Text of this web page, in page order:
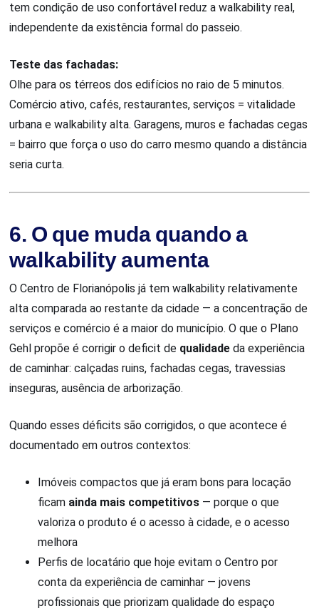
tem condição de uso confortável reduz a walkability real,
independente da existência formal do passeio.
Teste das fachadas:
Olhe para os térreos dos edifícios no raio de 5 minutos.
Comércio ativo, cafés, restaurantes, serviços = vitalidade
urbana e walkability alta. Garagens, muros e fachadas cegas
= bairro que força o uso do carro mesmo quando a distância
seria curta.
6. O que muda quando a
walkability aumenta
O Centro de Florianópolis já tem walkability relativamente
alta comparada ao restante da cidade — a concentração de
serviços e comércio é a maior do município. O que o Plano
Gehl propõe é corrigir o deficit de qualidade da experiência
de caminhar: calçadas ruins, fachadas cegas, travessias
inseguras, ausência de arborização.
Quando esses déficits são corrigidos, o que acontece é
documentado em outros contextos:
Imóveis compactos que já eram bons para locação
ficam ainda mais competitivos — porque o que
valoriza o produto é o acesso à cidade, e o acesso
melhora
Perfis de locatário que hoje evitam o Centro por
conta da experiência de caminhar — jovens
profissionais que priorizam qualidade do espaço